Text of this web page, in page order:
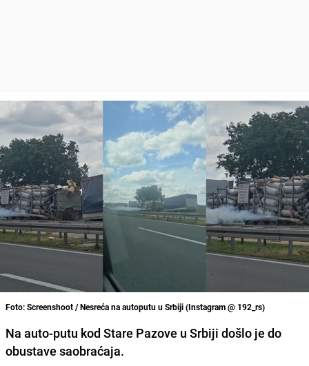
Foto: Screenshoot / Nesreća na autoputu u Srbiji (Instagram @ 192_rs)
Na auto-putu kod Stare Pazove u Srbiji došlo je do
obustave saobraćaja.